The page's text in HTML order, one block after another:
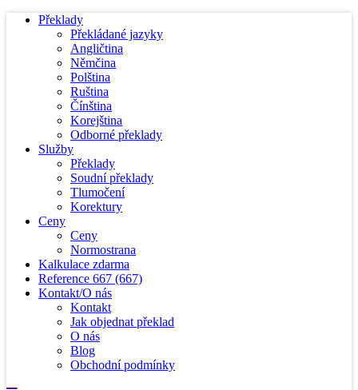
Překlady
Překládané jazyky
Angličtina
Němčina
Polština
Ruština
Čínština
Korejština
Odborné překlady
Služby
Překlady
Soudní překlady
Tlumočení
Korektury
Ceny
Ceny
Normostrana
Kalkulace zdarma
Reference 667 (667)
Kontakt/O nás
Kontakt
Jak objednat překlad
O nás
Blog
Obchodní podmínky